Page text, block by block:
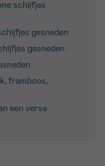
schijfjes
gesneden
gesneden
framboos,
een verse